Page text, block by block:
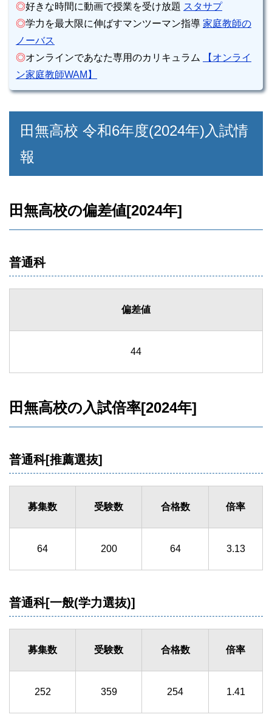
◎好きな時間に動画で授業を受け放題 スタサプ
◎学力を最大限に伸ばすマンツーマン指導 家庭教師の
ノーバス
◎オンラインであなた専用のカリキュラム
【オンライ
ン家庭教師WAM】
田無高校 令和6年度(2024年)入試情
報
田無高校の偏差値[2024年]
普通科
偏差値
44
田無高校の入試倍率[2024年]
普通科[推薦選抜]
募集数 受験数 合格数 倍率
64 200 64 3.13
普通科[一般(学力選抜)]
募集数 受験数 合格数 倍率
252 359 254 1.41